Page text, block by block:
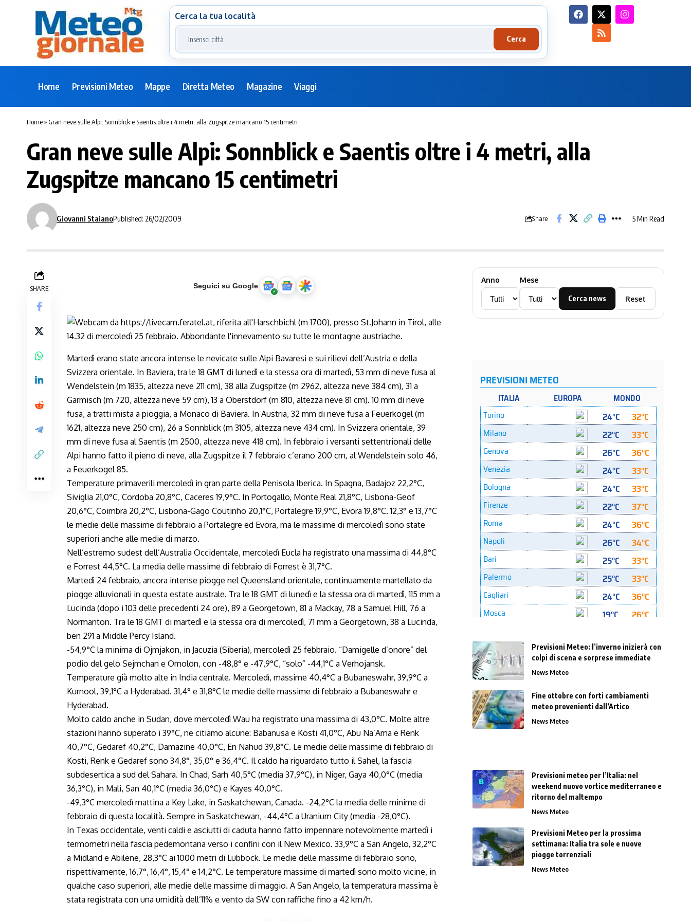
Cerca la tua località
Cerca
Home Previsioni Meteo Mappe Diretta Meteo Magazine Viaggi
Home» Gran neve sulle Alpi: Sonnblick e Saentis oltre i 4 metri, alla Zugspitze mancano 15 centimetri
Gran neve sulle Alpi: Sonnblick e Saentis oltre i 4 metri, alla
Zugspitze mancano 15 centimetri
Giovanni StaianoPublished: 26/02/2009 Share 5 Min Read
SHARE Seguici su Google
Martedì erano state ancora intense le nevicate sulle Alpi Bavaresi e sui rilievi dell’Austria e della
Svizzera orientale. In Baviera, tra le 18 GMT di lunedì e la stessa ora di martedì, 53 mm di neve fusa al
Wendelstein (m 1835, altezza neve 211 cm), 38 alla Zugspitze (m 2962, altezza neve 384 cm), 31 a
Garmisch (m 720, altezza neve 59 cm), 13 a Oberstdorf (m 810, altezza neve 81 cm). 10 mm di neve
fusa, a tratti mista a pioggia, a Monaco di Baviera. In Austria, 32 mm di neve fusa a Feuerkogel (m
1621, altezza neve 250 cm), 26 a Sonnblick (m 3105, altezza neve 434 cm). In Svizzera orientale, 39
mm di neve fusa al Saentis (m 2500, altezza neve 418 cm). In febbraio i versanti settentrionali delle
Alpi hanno fatto il pieno di neve, alla Zugspitze il 7 febbraio c’erano 200 cm, al Wendelstein solo 46,
a Feuerkogel 85.
Temperature primaverili mercoledì in gran parte della Penisola Iberica. In Spagna, Badajoz 22,2°C,
Siviglia 21,0°C, Cordoba 20,8°C, Caceres 19,9°C. In Portogallo, Monte Real 21,8°C, Lisbona-Geof
20,6°C, Coimbra 20,2°C, Lisbona-Gago Coutinho 20,1°C, Portalegre 19,9°C, Evora 19,8°C. 12,3° e 13,7°C
le medie delle massime di febbraio a Portalegre ed Evora, ma le massime di mercoledì sono state
superiori anche alle medie di marzo.
Nell’estremo sudest dell’Australia Occidentale, mercoledì Eucla ha registrato una massima di 44,8°C
e Forrest 44,5°C. La media delle massime di febbraio di Forrest è 31,7°C.
Martedì 24 febbraio, ancora intense piogge nel Queensland orientale, continuamente martellato da
piogge alluvionali in questa estate australe. Tra le 18 GMT di lunedì e la stessa ora di martedì, 115 mm a
Lucinda (dopo i 103 delle precedenti 24 ore), 89 a Georgetown, 81 a Mackay, 78 a Samuel Hill, 76 a
Normanton. Tra le 18 GMT di martedì e la stessa ora di mercoledì, 71 mm a Georgetown, 38 a Lucinda,
ben 291 a Middle Percy Island.
-54,9°C la minima di Ojmjakon, in Jacuzia (Siberia), mercoledì 25 febbraio. “Damigelle d’onore” del
podio del gelo Sejmchan e Omolon, con -48,8° e -47,9°C, “solo” -44,1°C a Verhojansk.
Temperature già molto alte in India centrale. Mercoledì, massime 40,4°C a Bubaneswahr, 39,9°C a
Kurnool, 39,1°C a Hyderabad. 31,4° e 31,8°C le medie delle massime di febbraio a Bubaneswahr e
Hyderabad.
Molto caldo anche in Sudan, dove mercoledì Wau ha registrato una massima di 43,0°C. Molte altre
stazioni hanno superato i 39°C, ne citiamo alcune: Babanusa e Kosti 41,0°C, Abu Na’Ama e Renk
40,7°C, Gedaref 40,2°C, Damazine 40,0°C, En Nahud 39,8°C. Le medie delle massime di febbraio di
Kosti, Renk e Gedaref sono 34,8°, 35,0° e 36,4°C. Il caldo ha riguardato tutto il Sahel, la fascia
subdesertica a sud del Sahara. In Chad, Sarh 40,5°C (media 37,9°C), in Niger, Gaya 40,0°C (media
36,3°C), in Mali, San 40,1°C (media 36,0°C) e Kayes 40,0°C.
-49,3°C mercoledì mattina a Key Lake, in Saskatchewan, Canada. -24,2°C la media delle minime di
febbraio di questa località. Sempre in Saskatchewan, -44,4°C a Uranium City (media -28,0°C).
In Texas occidentale, venti caldi e asciutti di caduta hanno fatto impennare notevolmente martedì i
termometri nella fascia pedemontana verso i confini con il New Mexico. 33,9°C a San Angelo, 32,2°C
a Midland e Abilene, 28,3°C ai 1000 metri di Lubbock. Le medie delle massime di febbraio sono,
rispettivamente, 16,7°, 16,4°, 15,4° e 14,2°C. Le temperature massime di martedì sono molto vicine, in
qualche caso superiori, alle medie delle massime di maggio. A San Angelo, la temperatura massima è
stata registrata con una umidità dell’11% e vento da SW con raffiche fino a 42 km/h.
Anno Mese
Cerca news Reset
Previsioni Meteo: l’inverno inizierà con
colpi di scena e sorprese immediate
News Meteo
Fine ottobre con forti cambiamenti
meteo provenienti dall’Artico
News Meteo
Previsioni meteo per l’Italia: nel
weekend nuovo vortice mediterraneo e
ritorno del maltempo
News Meteo
Previsioni Meteo per la prossima
settimana: Italia tra sole e nuove
piogge torrenziali
News Meteo